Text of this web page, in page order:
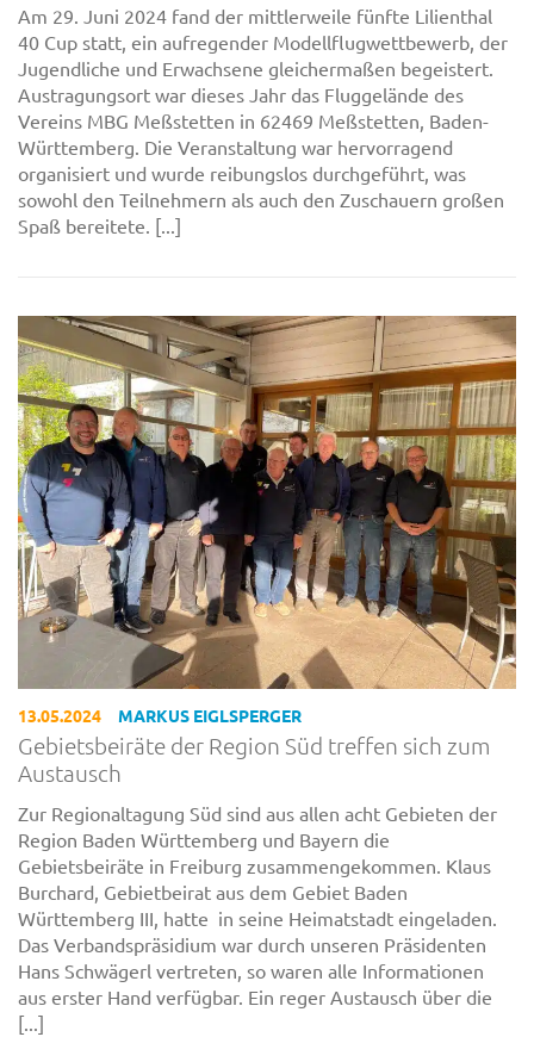
Am 29. Juni 2024 fand der mittlerweile fünfte Lilienthal
40 Cup statt, ein aufregender Modellflugwettbewerb, der
Jugendliche und Erwachsene gleichermaßen begeistert.
Austragungsort war dieses Jahr das Fluggelände des
Vereins MBG Meßstetten in 62469 Meßstetten, Baden-
Württemberg. Die Veranstaltung war hervorragend
organisiert und wurde reibungslos durchgeführt, was
sowohl den Teilnehmern als auch den Zuschauern großen
Spaß bereitete. [...]
13.05.2024 MARKUS EIGLSPERGER
Gebietsbeiräte der Region Süd treffen sich zum
Austausch
Zur Regionaltagung Süd sind aus allen acht Gebieten der
Region Baden Württemberg und Bayern die
Gebietsbeiräte in Freiburg zusammengekommen. Klaus
Burchard, Gebietbeirat aus dem Gebiet Baden
Württemberg III, hatte in seine Heimatstadt eingeladen.
Das Verbandspräsidium war durch unseren Präsidenten
Hans Schwägerl vertreten, so waren alle Informationen
aus erster Hand verfügbar. Ein reger Austausch über die
[...]